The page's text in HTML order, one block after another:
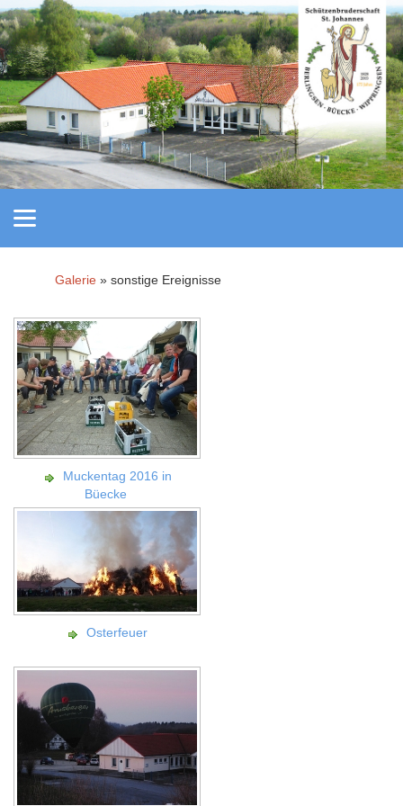
Galerie » sonstige Ereignisse
Muckentag 2016 in
Büecke
Osterfeuer